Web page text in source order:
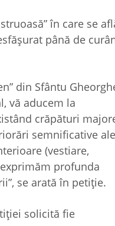
în care se
până de
din Sfântu
vă aducem la
crăpături
semnificative ale
(vestiare,
profunda
se arată în petiţie.
solicită fie